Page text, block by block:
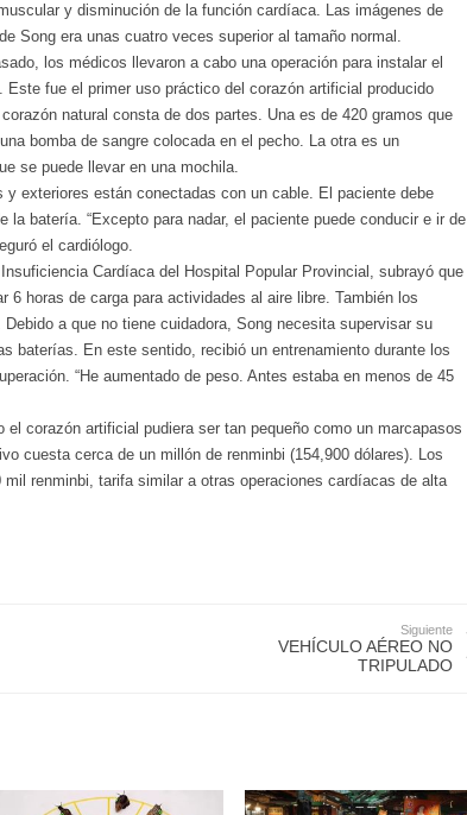
y disminución de la función cardíaca. Las imágenes de
Song era unas cuatro veces superior al tamaño normal.
los médicos llevaron a cabo una operación para instalar el
fue el primer uso práctico del corazón artificial producido
natural consta de dos partes. Una es de 420 gramos que
bomba de sangre colocada en el pecho. La otra es un
se puede llevar en una mochila.
y exteriores están conectadas con un cable. El paciente debe
la batería. “Excepto para nadar, el paciente puede conducir e ir de
el cardiólogo.
Cardíaca del Hospital Popular Provincial, subrayó que
6 horas de carga para actividades al aire libre. También los
a que no tiene cuidadora, Song necesita supervisar su
baterías. En este sentido, recibió un entrenamiento durante los
“He aumentado de peso. Antes estaba en menos de 45
el corazón artificial pudiera ser tan pequeño como un marcapasos
cuesta cerca de un millón de renminbi (154,900 dólares). Los
renminbi, tarifa similar a otras operaciones cardíacas de alta
Siguiente
VEHÍCULO AÉREO NO
TRIPULADO